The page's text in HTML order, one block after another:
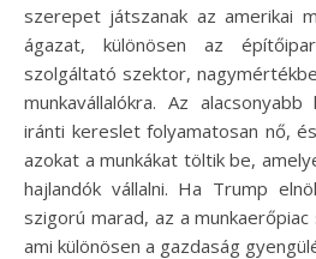
szerepet játszanak az amerikai
ágazat, különösen az
szolgáltató szektor,
munkavállalókra. Az
iránti kereslet folyamatosan nő,
azokat a munkákat töltik be,
hajlandók vállalni. Ha Trump
szigorú marad, az a
ami különösen a gazdaság